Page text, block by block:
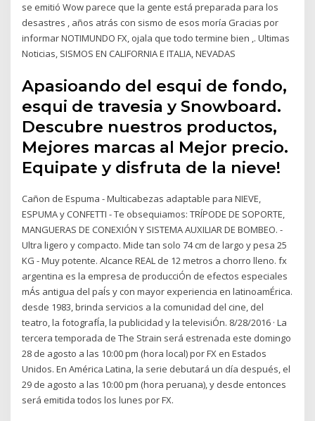
se emitió Wow parece que la gente está preparada para los
desastres , años atrás con sismo de esos moría Gracias por
informar NOTIMUNDO FX, ojala que todo termine bien ,. Ultimas
Noticias, SISMOS EN CALIFORNIA E ITALIA, NEVADAS
Apasioando del esqui de fondo,
esqui de travesia y Snowboard.
Descubre nuestros productos,
Mejores marcas al Mejor precio.
Equipate y disfruta de la nieve!
Cañon de Espuma - Multicabezas adaptable para NIEVE,
ESPUMA y CONFETTI - Te obsequiamos: TRÍPODE DE SOPORTE,
MANGUERAS DE CONEXIÓN Y SISTEMA AUXILIAR DE BOMBEO. -
Ultra ligero y compacto. Mide tan solo 74 cm de largo y pesa 25
KG - Muy potente. Alcance REAL de 12 metros a chorro lleno. fx
argentina es la empresa de producciÓn de efectos especiales
mÁs antigua del paÍs y con mayor experiencia en latinoamÉrica.
desde 1983, brinda servicios a la comunidad del cine, del
teatro, la fotografÍa, la publicidad y la televisiÓn. 8/28/2016 · La
tercera temporada de The Strain será estrenada este domingo
28 de agosto a las 10:00 pm (hora local) por FX en Estados
Unidos. En América Latina, la serie debutará un día después, el
29 de agosto a las 10:00 pm (hora peruana), y desde entonces
será emitida todos los lunes por FX.